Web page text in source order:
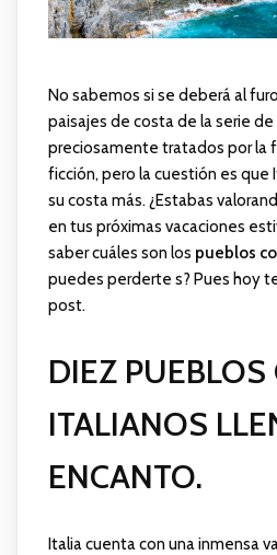
No sabemos si se deberá al
paisajes de costa de la serie
preciosamente tratados por la
ficción, pero la cuestión es que
su costa más. ¿Estabas
en tus próximas vacaciones
saber cuáles son los pueblos
puedes perderte s? Pues hoy
post.
DIEZ PUEBLOS
ITALIANOS
ENCANTO.
Italia cuenta con una inmensa